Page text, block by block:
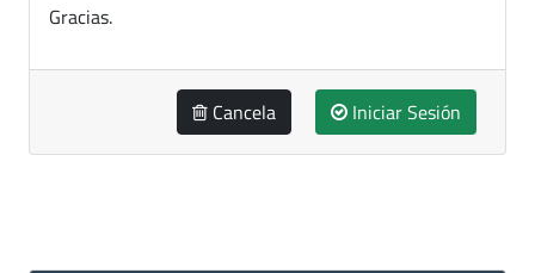
Gracias.
Cancela Iniciar Sesión